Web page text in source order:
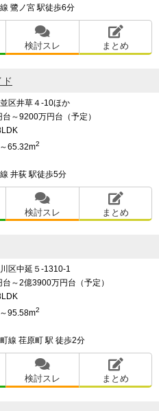
鷺ノ宮 駅徒歩6分
検討スレ まとめ
区井草４-10ほか
～9200万円台（予定）
～65.32m2
井荻 駅徒歩5分
検討スレ まとめ
区中延５-1310-1
～2億3900万円台（予定）
～95.58m2
線 荏原町 駅 徒歩2分
検討スレ まとめ